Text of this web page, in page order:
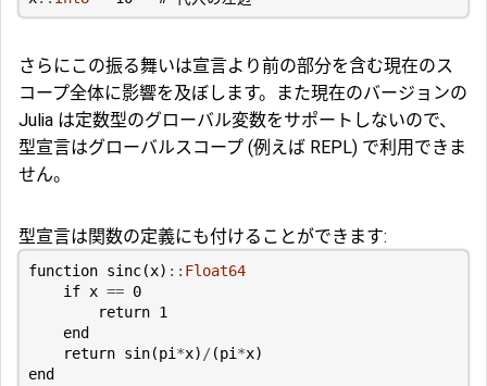
さらにこの振る舞いは宣言より前の部分を含む現在のス
コープ全体に影響を及ぼします。また現在のバージョンの
Julia は定数型のグローバル変数をサポートしないので、
型宣言はグローバルスコープ (例えば REPL) で利用できま
せん。
型宣言は関数の定義にも付けることができます:
function sinc(x) :: Float64
if x == 0
return 1
end
return sin(pi *x) /(pi *x)
end